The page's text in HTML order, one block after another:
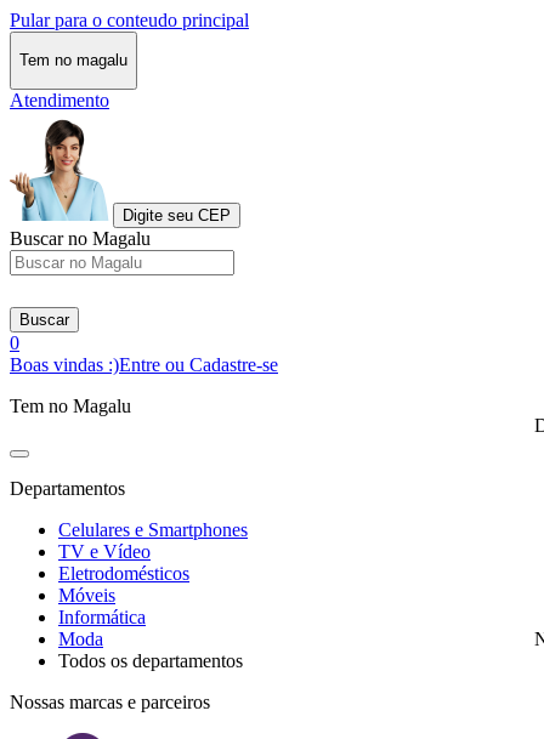
Pular para o conteudo principal
Tem no magalu
Atendimento
Digite seu CEP
Buscar no Magalu
Buscar
0
Boas vindas :)Entre ou Cadastre-se
Tem no Magalu
Departamentos
Celulares e Smartphones
TV e Vídeo
Eletrodomésticos
Móveis
Informática
Moda
Todos os departamentos
Nossas marcas e parceiros